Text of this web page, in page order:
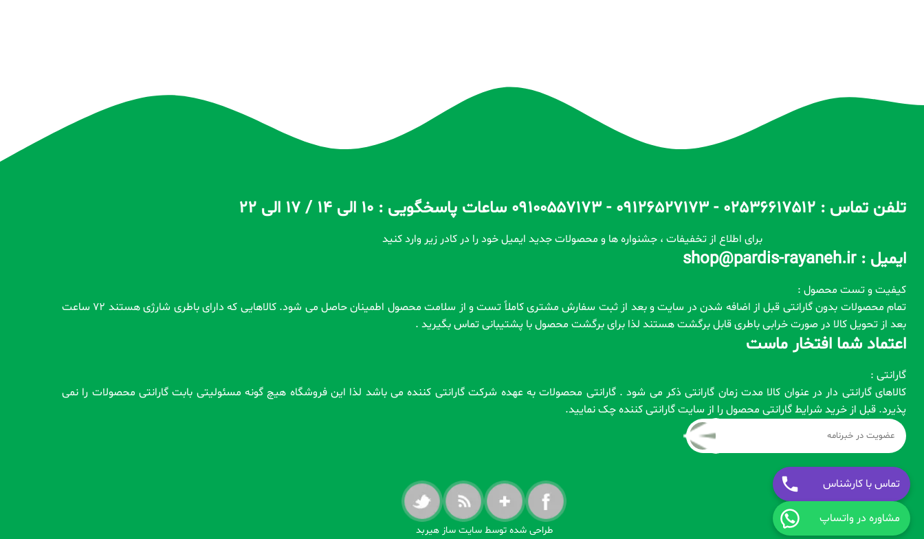
تماس با کارشناس
مشاوره در واتساپ
تلفن تماس : 02536617512 - 09126527173 - 09100557173 ساعات پاسخگویی : 10 الی 14 / 17 الی 22
برای اطلاع از تخفیفات ، جشنواره ها و محصولات جدید ایمیل خود را در کادر زیر وارد کنید
ایمیل : shop@pardis-rayaneh.ir
کیفیت و تست محصول :
تمام محصولات بدون گارانتی قبل از اضافه شدن در سایت و بعد از ثبت سفارش مشتری کاملاً تست و از سلامت محصول اطمینان حاصل می شود. کالاهایی که دارای باطری شارژی هستند 72 ساعت
بعد از تحویل کالا در صورت خرابی باطری قابل برگشت هستند لذا برای برگشت محصول با پشتیبانی تماس بگیرید .
اعتماد شما افتخار ماست
گارانتی :
کالاهای گارانتی دار در عنوان کالا مدت زمان گارانتی ذکر می شود . گارانتی محصولات به عهده شرکت گارانتی کننده می باشد لذا این فروشگاه هیچ گونه مسئولیتی بابت گارانتی محصولات را نمی
پذیرد. قبل از خرید شرایط گارانتی محصول را از سایت گارانتی کننده چک نمایید.
طراحی شده توسط سایت ساز هیربد